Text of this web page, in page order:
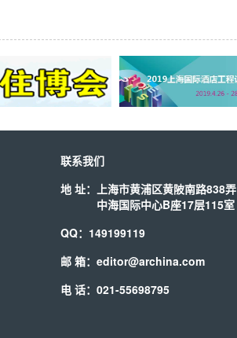
联系我们
地 址： 上海市黄浦区黄陂南路838弄
中海国际中心B座17层115室
QQ：149199119
邮 箱：editor@archina.com
电 话：021-55698795